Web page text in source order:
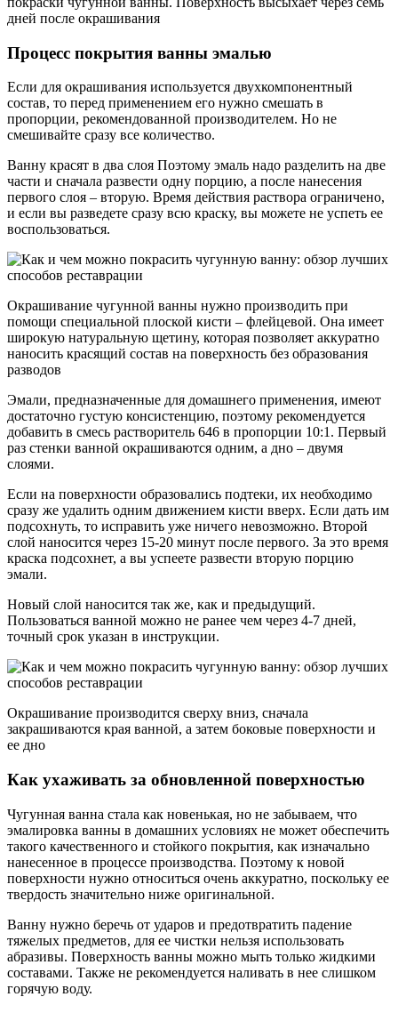
дней после окрашивания
Процесс покрытия ванны эмалью
Если для окрашивания используется двухкомпонентный
состав, то перед применением его нужно смешать в
пропорции, рекомендованной производителем. Но не
смешивайте сразу все количество.
Ванну красят в два слоя Поэтому эмаль надо разделить на две
части и сначала развести одну порцию, а после нанесения
первого слоя – вторую. Время действия раствора ограничено,
и если вы разведете сразу всю краску, вы можете не успеть ее
воспользоваться.
Окрашивание чугунной ванны нужно производить при
помощи специальной плоской кисти – флейцевой. Она имеет
широкую натуральную щетину, которая позволяет аккуратно
наносить красящий состав на поверхность без образования
разводов
Эмали, предназначенные для домашнего применения, имеют
достаточно густую консистенцию, поэтому рекомендуется
добавить в смесь растворитель 646 в пропорции 10:1. Первый
раз стенки ванной окрашиваются одним, а дно – двумя
слоями.
Если на поверхности образовались подтеки, их необходимо
сразу же удалить одним движением кисти вверх. Если дать им
подсохнуть, то исправить уже ничего невозможно. Второй
слой наносится через 15-20 минут после первого. За это время
краска подсохнет, а вы успеете развести вторую порцию
эмали.
Новый слой наносится так же, как и предыдущий.
Пользоваться ванной можно не ранее чем через 4-7 дней,
точный срок указан в инструкции.
Окрашивание производится сверху вниз, сначала
закрашиваются края ванной, а затем боковые поверхности и
ее дно
Как ухаживать за обновленной поверхностью
Чугунная ванна стала как новенькая, но не забываем, что
эмалировка ванны в домашних условиях не может обеспечить
такого качественного и стойкого покрытия, как изначально
нанесенное в процессе производства. Поэтому к новой
поверхности нужно относиться очень аккуратно, поскольку ее
твердость значительно ниже оригинальной.
Ванну нужно беречь от ударов и предотвратить падение
тяжелых предметов, для ее чистки нельзя использовать
абразивы. Поверхность ванны можно мыть только жидкими
составами. Также не рекомендуется наливать в нее слишком
горячую воду.